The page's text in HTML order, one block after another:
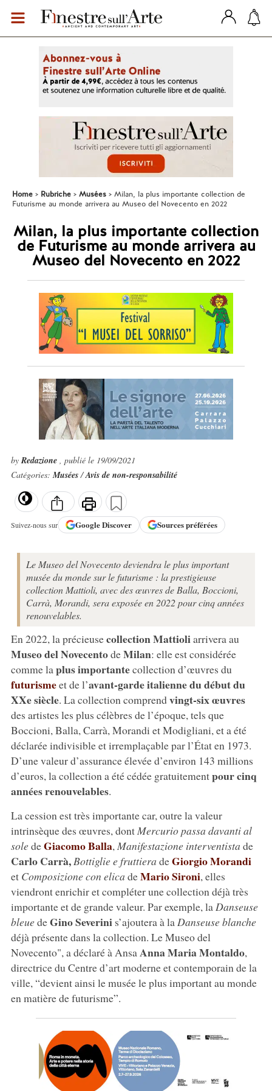
Home Rubriche Musées
Milan, la plus importante collection de
Futurisme au monde arrivera au Museo del Novecento en 2022
Milan, la plus importante collection
de Futurisme au monde arrivera au
Museo del Novecento en 2022
byRedazione , publié le 19/09/2021
Catégories:Musées/Avis de non-responsabilité
Suivez-nous sur GoogleDiscover Sources préférées
Le Museo del Novecento deviendra le plus important
musée du monde sur le futurisme : la prestigieuse
collection Mattioli, avec des œuvres de Balla, Boccioni,
Carrà, Morandi, sera exposée en 2022 pour cinq années
renouvelables.
En 2022, la précieusecollection Mattioliarrivera au
Museo del NovecentodeMilan: elle est considérée
comme la plus importantecollection d’œuvres du
futurismeet de l’avant-garde italienne du début du
XXe siècle. La collection comprendvingt-six œuvres
des artistes les plus célèbres de l’époque, tels que
Boccioni, Balla, Carrà, Morandi et Modigliani, et a été
déclarée indivisible et irremplaçable par l’État en 1973.
D’une valeur d’assurance élevée d’environ 143 millions
d’euros, la collection a été cédée gratuitementpour cinq
années renouvelables.
La cession est très importante car, outre la valeur
intrinsèque des œuvres, dont Mercurio passa davanti al
soledeGiacomo Balla, Manifestazione interventista de
Carlo Carrà, Bottiglie e fruttiera deGiorgio Morandi
et Composizione con elica deMario Sironi, elles
viendront enrichir et compléter une collection déjà très
importante et de grande valeur. Par exemple, la Danseuse
bleuedeGino Severini s’ajoutera à la Danseuse blanche
déjà présente dans la collection. Le Museo del
Novecento", a déclaré à Ansa Anna Maria Montaldo,
directrice du Centre d’art moderne et contemporain de la
ville, “devient ainsi le musée le plus important au monde
en matière de futurisme”.